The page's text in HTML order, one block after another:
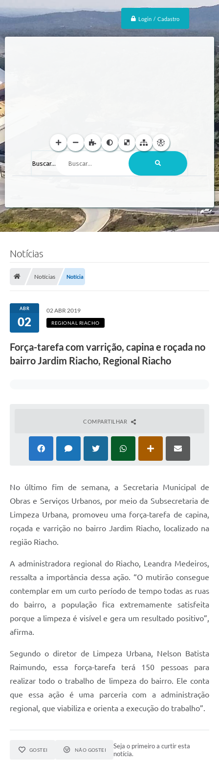
Login / Cadastro
Buscar...
Notícias
Notícias Notícia
ABR
02
02 ABR 2019
REGIONAL RIACHO
Força-tarefa com varrição, capina e roçada no
bairro Jardim Riacho, Regional Riacho
COMPARTILHAR
No último fim de semana, a Secretaria Municipal de
Obras e Serviços Urbanos, por meio da Subsecretaria de
Limpeza Urbana, promoveu uma força-tarefa de capina,
roçada e varrição no bairro Jardim Riacho, localizado na
região Riacho.
A administradora regional do Riacho, Leandra Medeiros,
ressalta a importância dessa ação. “O mutirão consegue
contemplar em um curto período de tempo todas as ruas
do bairro, a população fica extremamente satisfeita
porque a limpeza é visível e gera um resultado positivo”,
afirma.
Segundo o diretor de Limpeza Urbana, Nelson Batista
Raimundo, essa força-tarefa terá 150 pessoas para
realizar todo o trabalho de limpeza do bairro. Ele conta
que essa ação é uma parceria com a administração
regional, que viabiliza e orienta a execução do trabalho”.
GOSTEI NÃO GOSTEI
Seja o primeiro a curtir esta
notícia.